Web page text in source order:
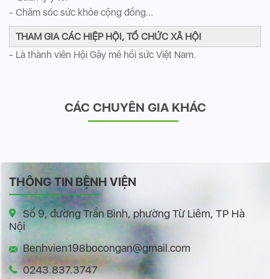
- Chăm sóc sức khỏe cộng đồng...
THAM GIA CÁC HIỆP HỘI, TỔ CHỨC XÃ HỘI
- Là thành viên Hội Gây mê hồi sức Việt Nam.
CÁC CHUYÊN GIA KHÁC
THÔNG TIN BỆNH VIỆN
Số 9, đường Trần Bình, phường Từ Liêm, TP Hà
Nội
Benhvien198bocongan@gmail.com
0243.837.3747